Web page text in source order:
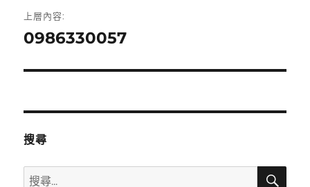
章
上層內容:
0986330057
搜尋
搜
搜